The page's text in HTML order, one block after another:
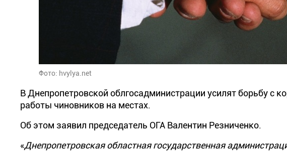
Фото: hvylya.net
В Днепропетровской облгосадминистрации усилят борьбу с
работы чиновников на местах.
Об этом заявил председатель ОГА Валентин Резниченко.
«Днепропетровская областная государственная